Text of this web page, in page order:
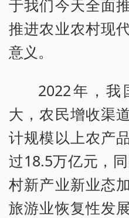
于我们今天全面
推进农业农村现
意义。
2022年，我
大，农民增收渠
计规模以上农产
过18.5万亿元，
村新产业新业态
旅游业恢复性发